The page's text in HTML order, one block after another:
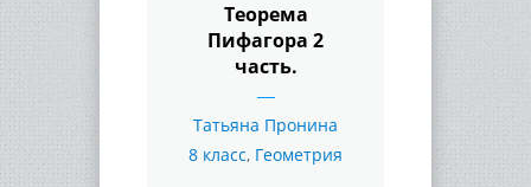
Теорема
Пифагора 2
часть.
Татьяна Пронина
8 класс, Геометрия